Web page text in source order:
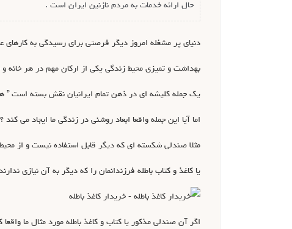
حال ارائه خدمات به مردم نازنین ایران است .
دنیای پر مشغله امروز دیگر فرصتی برای رسیدگی به کارهای
بهداشت و تمیزی محیط زندگی یکی از ارکان مهم در هر خانه
یک جمله کلیشه ای در ذهن تمام ایرانیان نقش بسته است ”
اما آیا این جمله واقعا ابعاد روشنی در زندگی ما ایجاد می
مثلا صندلی شکسته ای که دیگر قابل استفاده نیست و از
یا کاغذ و کتاب باطله فرزندانمان را که دیگر به آن نیازی
اگر آن صندلی مذکور یا کتاب و کاغذ باطله مورد مثال ما